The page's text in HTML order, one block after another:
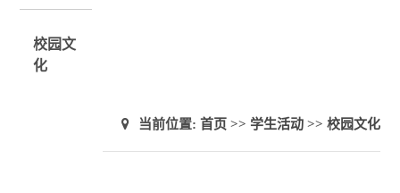
校园文
化
当前位置: 首页 >> 学生活动>> 校园文化